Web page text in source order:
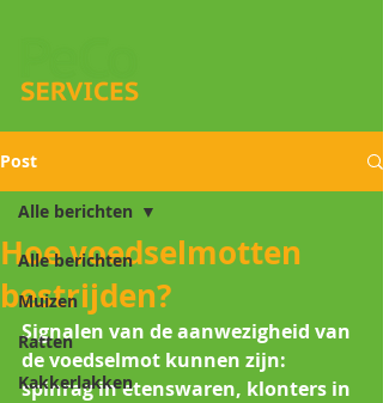
Post
Alle berichten
Muizen
Ratten
Kakkerlakken
Alle berichten
Hoe voedselmotten
bestrijden?
Signalen van de aanwezigheid van
de voedselmot kunnen zijn:
spinrag in etenswaren, klonters in